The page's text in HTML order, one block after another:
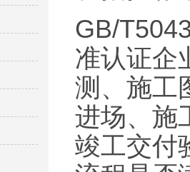
GB/
准认证企
测、施工
进场、施
竣工交付